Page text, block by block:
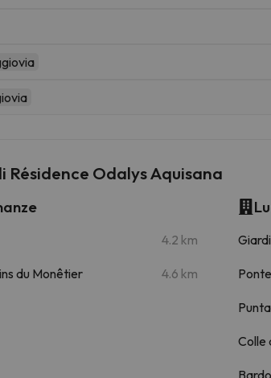
Résidence Odalys Aquisana
4.2 km
du Monêtier 4.6 km
Colle